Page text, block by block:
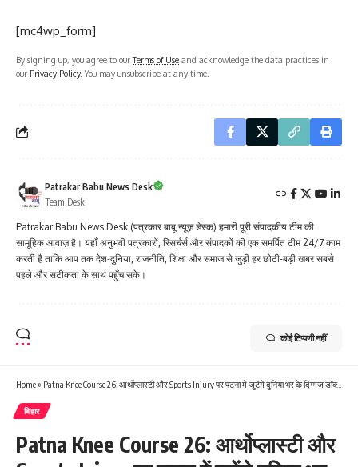
[mc4wp_form]
By signing up, you agree to ourTerms of Use and acknowledge the data practices in
our Privacy Policy. You may unsubscribe at any time.
Patrakar Babu News Desk
Team Desk
Patrakar Babu News Desk (पत्रकार बाबू न्यूज़ डेस्क) हमारी पूरी संपादकीय टीम की
सामूहिक आवाज़ है। यहाँ अनुभवी पत्रकारों, रिसर्चर्स और संपादकों की एक समर्पित टीम 24/7 काम
करती है ताकि आप तक देश-दुनिया, राजनीति, शिक्षा और समाज से जुड़ी हर छोटी-बड़ी खबर सबसे
पहले और सटीकता के साथ पहुँच सके।
कोई टिप्पणी नहीं
Home» Patna Knee Course 26: आर्थोप्लास्टी और Sports Injury पर पटना में जुटेंगे दुनिया भर के दिग्गज डॉक्टर्स
बिहार
Patna Knee Course 26: आर्थोप्लास्टी और